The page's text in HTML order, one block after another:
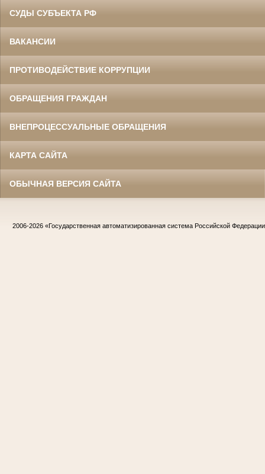
СУДЫ СУБЪЕКТА РФ
ВАКАНСИИ
ПРОТИВОДЕЙСТВИЕ КОРРУПЦИИ
ОБРАЩЕНИЯ ГРАЖДАН
ВНЕПРОЦЕССУАЛЬНЫЕ ОБРАЩЕНИЯ
КАРТА САЙТА
ОБЫЧНАЯ ВЕРСИЯ САЙТА
2006-2026 «Государственная автоматизированная система Российской